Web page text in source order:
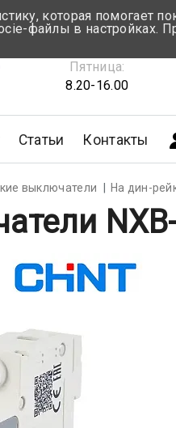
Понедельник-Четверг:
Пятница:
8.20-16.00
Статьи Контакты
выключатели На дин-
которая помогает
файлы в настройках.